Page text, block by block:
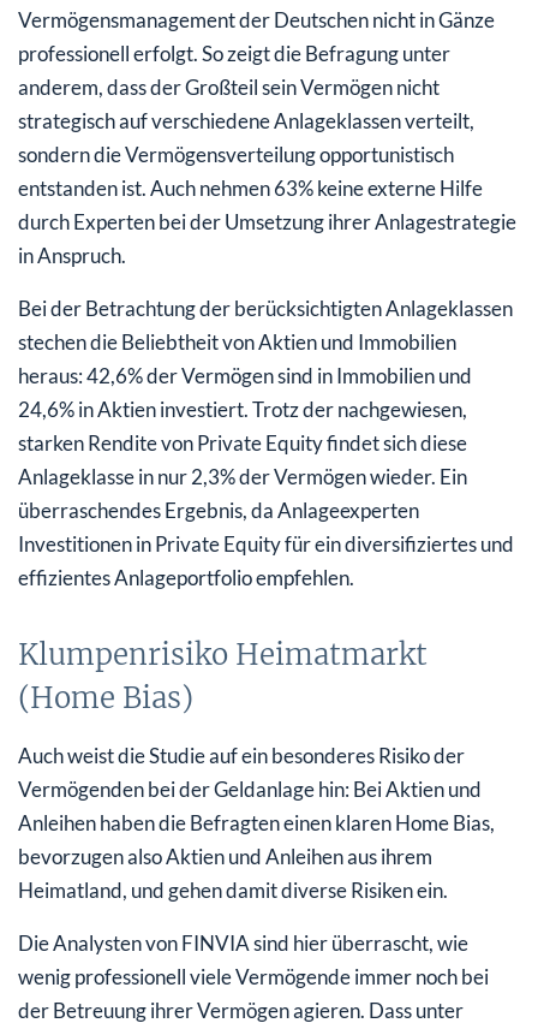
Vermögensmanagement der Deutschen nicht in Gänze
professionell erfolgt. So zeigt die Befragung unter
anderem, dass der Großteil sein Vermögen nicht
strategisch auf verschiedene Anlageklassen verteilt,
sondern die Vermögensverteilung opportunistisch
entstanden ist. Auch nehmen 63% keine externe Hilfe
durch Experten bei der Umsetzung ihrer Anlagestrategie
in Anspruch.
Bei der Betrachtung der berücksichtigten Anlageklassen
stechen die Beliebtheit von Aktien und Immobilien
heraus: 42,6% der Vermögen sind in Immobilien und
24,6% in Aktien investiert. Trotz der nachgewiesen,
starken Rendite von Private Equity findet sich diese
Anlageklasse in nur 2,3% der Vermögen wieder. Ein
überraschendes Ergebnis, da Anlageexperten
Investitionen in Private Equity für ein diversifiziertes und
effizientes Anlageportfolio empfehlen.
Klumpenrisiko Heimatmarkt
(Home Bias)
Auch weist die Studie auf ein besonderes Risiko der
Vermögenden bei der Geldanlage hin: Bei Aktien und
Anleihen haben die Befragten einen klaren Home Bias,
bevorzugen also Aktien und Anleihen aus ihrem
Heimatland, und gehen damit diverse Risiken ein.
Die Analysten von FINVIA sind hier überrascht, wie
wenig professionell viele Vermögende immer noch bei
der Betreuung ihrer Vermögen agieren. Dass unter